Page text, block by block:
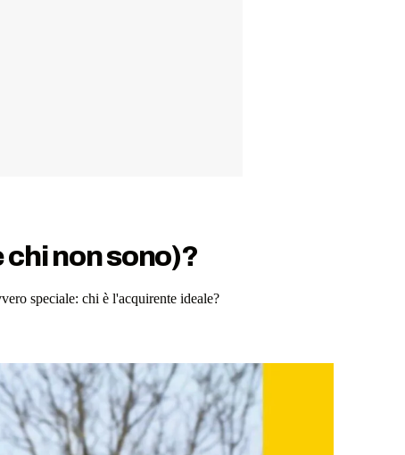
chi non sono)?
speciale: chi è l'acquirente ideale?